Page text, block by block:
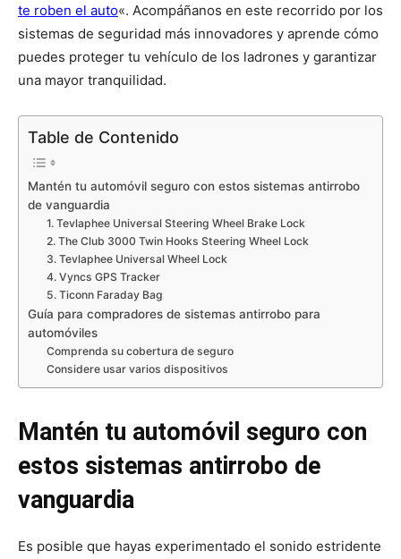
te roben el auto«. Acompáñanos en este recorrido por los
sistemas de seguridad más innovadores y aprende cómo
puedes proteger tu vehículo de los ladrones y garantizar
una mayor tranquilidad.
Table de Contenido
Mantén tu automóvil seguro con estos sistemas antirrobo
de vanguardia
1. Tevlaphee Universal Steering Wheel Brake Lock
2. The Club 3000 Twin Hooks Steering Wheel Lock
3. Tevlaphee Universal Wheel Lock
4. Vyncs GPS Tracker
5. Ticonn Faraday Bag
Guía para compradores de sistemas antirrobo para
automóviles
Comprenda su cobertura de seguro
Considere usar varios dispositivos
Mantén tu automóvil seguro con
estos sistemas antirrobo de
vanguardia
Es posible que hayas experimentado el sonido estridente